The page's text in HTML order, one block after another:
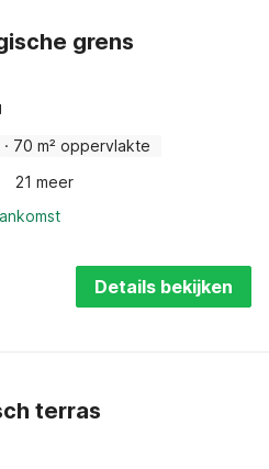
grens
· 70 m² oppervlakte
21 meer
Details bekijken
terras